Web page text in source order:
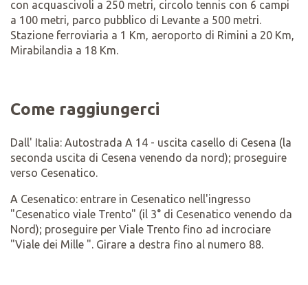
con acquascivoli a 250 metri, circolo tennis con 6 campi
a 100 metri, parco pubblico di Levante a 500 metri.
Stazione ferroviaria a 1 Km, aeroporto di Rimini a 20 Km,
Mirabilandia a 18 Km.
Come raggiungerci
Dall' Italia: Autostrada A 14 - uscita casello di Cesena (la
seconda uscita di Cesena venendo da nord); proseguire
verso Cesenatico.
A Cesenatico: entrare in Cesenatico nell'ingresso
"Cesenatico viale Trento" (il 3° di Cesenatico venendo da
Nord); proseguire per Viale Trento fino ad incrociare
"Viale dei Mille ". Girare a destra fino al numero 88.